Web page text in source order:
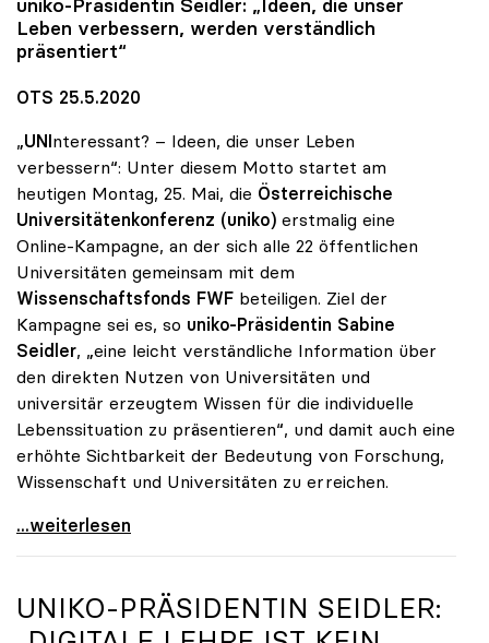
uniko-Präsidentin Seidler: „Ideen, die unser
Leben verbessern, werden verständlich
präsentiert“
OTS 25.5.2020
„UNInteressant? – Ideen, die unser Leben
verbessern“: Unter diesem Motto startet am
heutigen Montag, 25. Mai, die Österreichische
Universitätenkonferenz (uniko) erstmalig eine
Online-Kampagne, an der sich alle 22 öffentlichen
Universitäten gemeinsam mit dem
Wissenschaftsfonds FWF beteiligen. Ziel der
Kampagne sei es, so uniko-Präsidentin Sabine
Seidler, „eine leicht verständliche Information über
den direkten Nutzen von Universitäten und
universitär erzeugtem Wissen für die individuelle
Lebenssituation zu präsentieren“, und damit auch eine
erhöhte Sichtbarkeit der Bedeutung von Forschung,
Wissenschaft und Universitäten zu erreichen.
Startschuss zur Online-Kampagne von Österreichs
...weiterlesen
UNIKO-PRÄSIDENTIN SEIDLER: